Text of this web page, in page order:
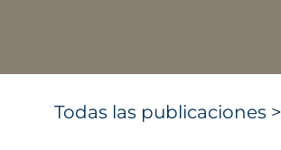
Todas las publicaciones >